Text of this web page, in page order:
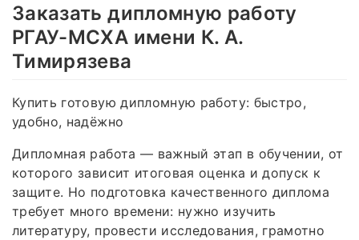
Заказать дипломную работу
РГАУ-МСХА имени К. А.
Тимирязева
Купить готовую дипломную работу: быстро,
удобно, надёжно
Дипломная работа — важный этап в обучении, от
которого зависит итоговая оценка и допуск к
защите. Но подготовка качественного диплома
требует много времени: нужно изучить
литературу, провести исследования, грамотно